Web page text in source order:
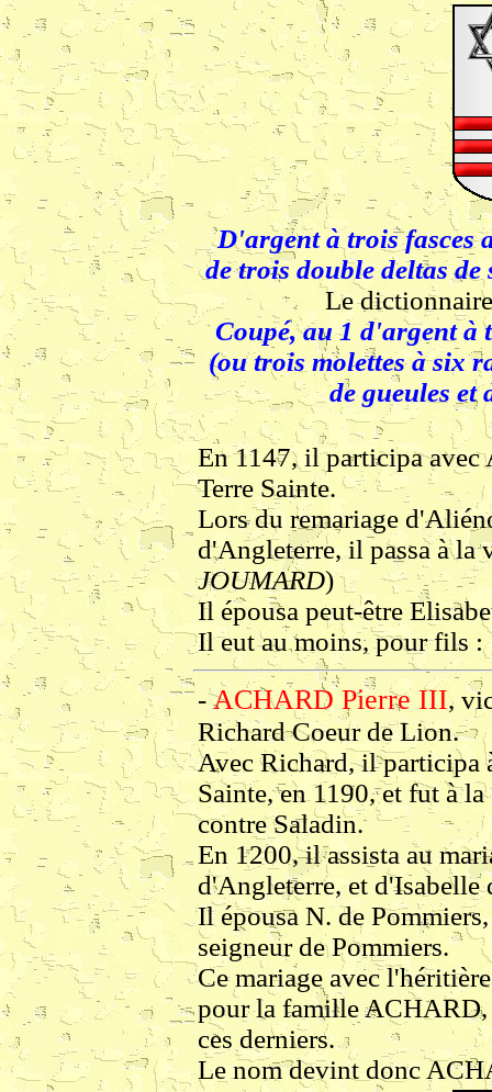
D'argent à trois fasces
de trois double deltas
Le
Coupé, au 1 d'argent à
(ou trois molettes à six
de gueules et
En 1147, il participa avec
Terre Sainte.
Lors du remariage
d'Angleterre, il passa à la
JOUMARD)
Il épousa peut-être
Il eut au moins, pour fils :
-ACHARD Pierre III,
Richard Coeur de Lion.
Avec Richard, il participa
Sainte, en 1190, et fut à
contre Saladin.
En 1200, il assista au
d'Angleterre, et d'Isabelle
Il épousa N. de
seigneur de Pommiers.
Ce mariage avec
pour la famille ACHARD,
ces derniers.
Le nom devint donc